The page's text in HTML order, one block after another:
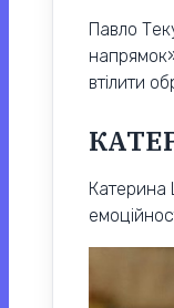
Павло
втілити
Катерина